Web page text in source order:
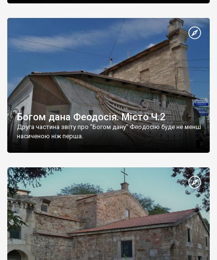
Богом дана Феодосія. Місто Ч.2
Друга частина звіту про "Богом дану" Феодосію буде не менш
насиченою ніж перша.